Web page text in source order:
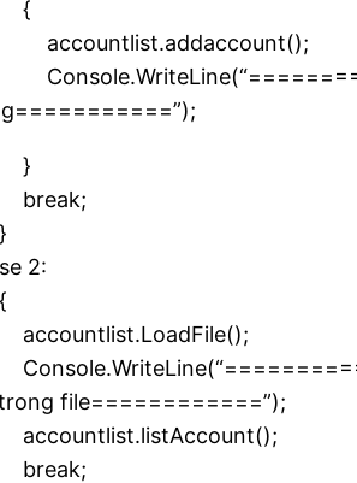
file============”);